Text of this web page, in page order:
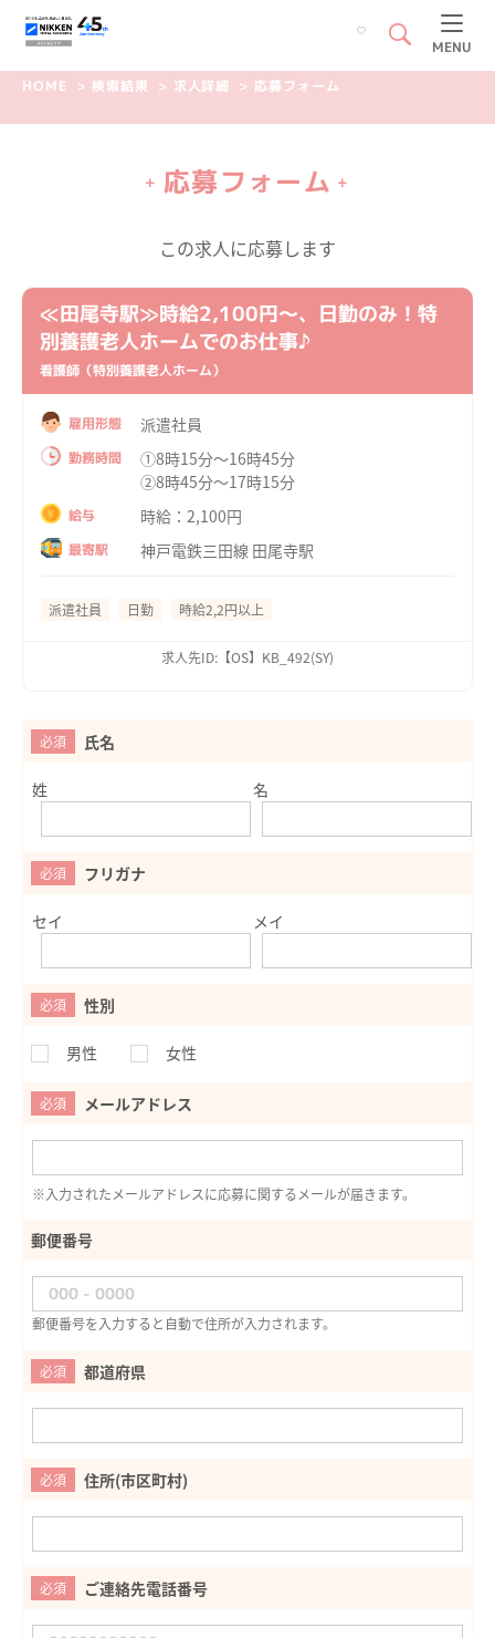
MENU
HOME > 検索結果 > 求人詳細 > 応募フォーム
+ 応募フォーム +
この求人に応募します
≪田尾寺駅≫時給2,100円～、日勤のみ！特
別養護老人ホームでのお仕事♪
看護師（特別養護老人ホーム）
雇用形態 派遣社員
勤務時間
①8時15分～16時45分
②8時45分～17時15分
給与 時給：2,100円
最寄駅 神戸電鉄三田線 田尾寺駅
派遣社員 日勤 時給2,2円以上
求人先ID:【OS】KB_492(SY)
必須 氏名
姓 名
必須 フリガナ
セイ メイ
必須 性別
男性 女性
必須 メールアドレス
※入力されたメールアドレスに応募に関するメールが届きます。
郵便番号
郵便番号を入力すると自動で住所が入力されます。
必須 都道府県
必須 住所(市区町村)
必須 ご連絡先電話番号